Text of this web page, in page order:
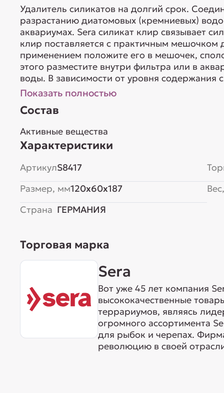
Удалитель силикатов на долгий срок.
разрастанию диатомовых (кремниевых)
аквариумах. Sera силикат клир связывает
клир поставляется с практичным
применением положите его в мешочек,
этого разместите внутри фильтра или в
воды. В зависимости от уровня содержания
Показать полностью
Состав
Активные вещества
Характеристики
АртикулS8417
Размер, мм120x60x187
Страна ГЕРМАНИЯ
Торговая марка
Sera
Вот уже 45 лет компания
высококачественные
террариумов, являясь
огромного ассортимента
для рыбок и черепах.
революцию в своей